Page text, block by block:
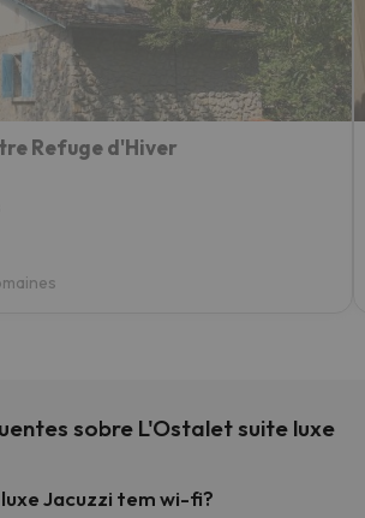
Refuge d'Hiver
sobre L'Ostalet suite luxe
Jacuzzi tem wi-fi?